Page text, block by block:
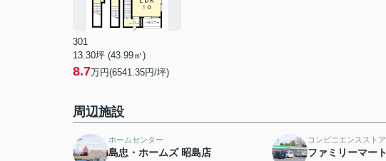
301
13.30坪 (43.99㎡)
8.7万円(6541.35円/坪)
周辺施設
ホームセンター
島忠・ホームズ 昭島店
コンビニエンスストア
ファミリーマー